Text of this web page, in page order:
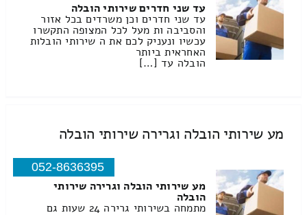
עד שני חדרים שירותי הובלה
עד שני חדרים וכן משרדים בכל אזור
והסביבה ות מעל לכל המצופה התקשרו
עכשיו ונעניק לכם את ה שירותי הובלות
האחראית ביותר
הובלה עד […]
מע שירותי הובלה וגרירה שירותי הובלה
052-8636395
מע שירותי הובלה וגרירה שירותי
הובלה
מתמחה בשירותי גרירה 24 שעות גם